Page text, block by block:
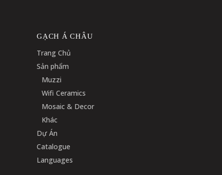
GẠCH Á CHÂU
Trang Chủ
Sản phẩm
Muzzi
Wifi Ceramics
Mosaic & Decor
Khác
Dự Án
Catalogue
Languages